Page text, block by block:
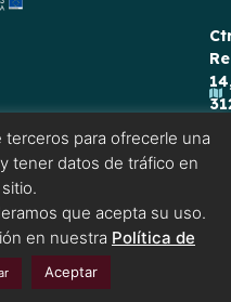
Política de privacidad
para ofrecerle una
tener datos de tráfico en
que acepta su uso.
en nuestra Política de
Aceptar